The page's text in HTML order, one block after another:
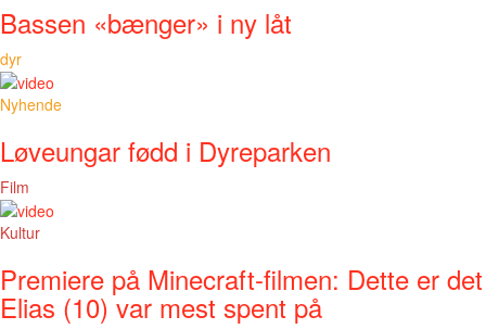
Bassen «bænger» i ny låt
dyr
Nyhende
Løveungar fødd i Dyreparken
Film
Kultur
Premiere på Minecraft-filmen: Dette er det
Elias (10) var mest spent på